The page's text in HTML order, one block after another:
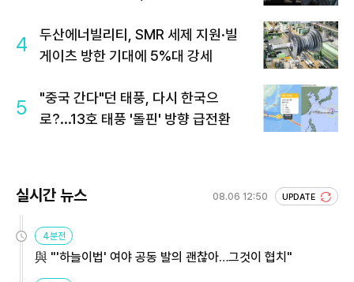
4
두산에너빌리티, SMR 세제 지원·빌
게이츠 방한 기대에 5%대 강세
5
"중국 간다"던 태풍, 다시 한국으
로?...13호 태풍 '돌핀' 방향 급전환
실시간 뉴스 08.06 12:50 UPDATE
4분전
與 "'하늘이법' 여야 공동 발의 괜찮아…그것이 협치"